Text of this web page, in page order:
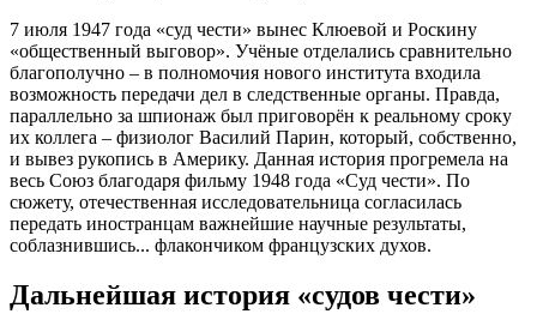
7 июля 1947 года «суд чести» вынес Клюевой и Роскину
«общественный выговор». Учёные отделались сравнительно
благополучно – в полномочия нового института входила
возможность передачи дел в следственные органы. Правда,
параллельно за шпионаж был приговорён к реальному сроку
их коллега – физиолог Василий Парин, который, собственно,
и вывез рукопись в Америку. Данная история прогремела на
весь Союз благодаря фильму 1948 года «Суд чести». По
сюжету, отечественная исследовательница согласилась
передать иностранцам важнейшие научные результаты,
соблазнившись... флакончиком французских духов.
Дальнейшая история «судов чести»